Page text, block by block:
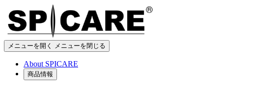
メニューを開く メニューを閉じる
About SPICARE
商品情報